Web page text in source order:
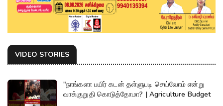
VIDEO STORIES
"நாங்களா பயிர் கடன் தள்ளுபடி செய்வோம் என்று
வாக்குறுதி கொடுத்தோமா? | Agriculture Budget